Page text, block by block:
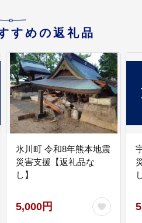
すめの返礼品
氷川町 令和8年熊本地震
災害支援【返礼品な
し】
5,000円